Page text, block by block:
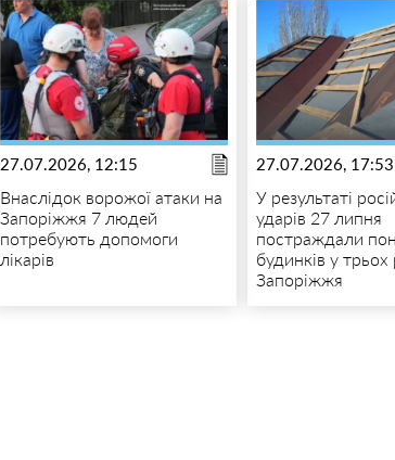
27.07.2026, 12:15
Внаслідок ворожої атаки на
Запоріжжя 7 людей
потребують допомоги
лікарів
27.07.2026, 17:53
У результаті
ударів 27 липня
постраждали
будинків у трьох
Запоріжжя